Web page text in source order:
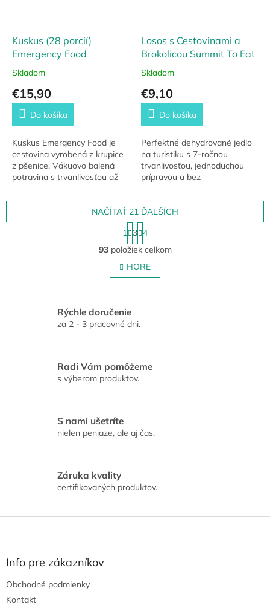
Kuskus (28 porcií)
Emergency Food
Skladom
€15,90
Do košíka
Kuskus Emergency Food je
cestovina vyrobená z krupice
z pšenice. Vákuovo balená
potravina s trvanlivosťou až
Losos s Cestovinami a
Brokolicou Summit To Eat
Skladom
€9,10
Do košíka
Perfektné dehydrované jedlo
na turistiku s 7-ročnou
trvanlivosťou, jednoduchou
prípravou a bez
chutný spoločník na každej
ceste od Summit To Eat.
O
v
l
á
i
v
k
p
i
NAČÍTAŤ 21 ĎALŠÍCH
S
t
r
á
n
k
n
i
1 3 4
93položiek celkom
HORE
Rýchle doručenie
za 2 - 3 pracovné dni.
Radi Vám pomôžeme
s výberom produktov.
S nami ušetríte
nielen peniaze, ale aj čas.
Záruka kvality
certifikovaných produktov.
Z
Info pre zákazníkov
Obchodné podmienky
Kontakt